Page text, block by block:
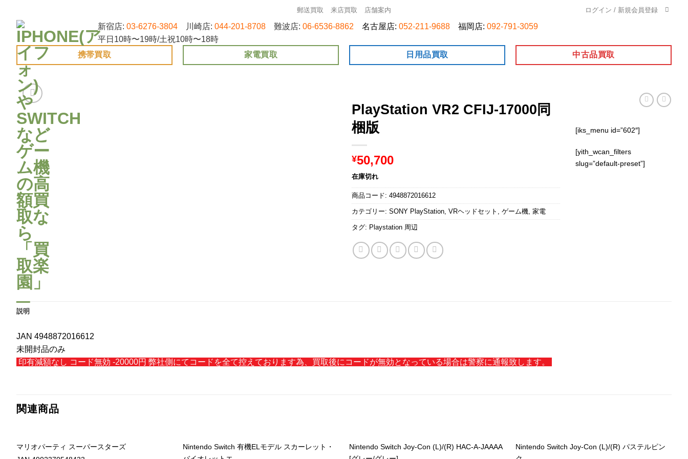
content
郵送買取 来店買取 店舗案内 ログイン / 新規会員登録
新宿店: 03-6276-3804 川崎店: 044-201-8708 難波店: 06-6536-8862 名古屋店: 052-211-9688 福岡店: 092-791-3059
平日10時〜19時/土祝10時〜18時
携帯買取
家電買取 日用品買取 中古品買取
PlayStation VR2 CFIJ-17000同
梱版
¥50,700
在庫切れ
商品コード: 4948872016612
カテゴリー: SONY PlayStation, VRヘッドセット , ゲーム機, 家電
タグ: Playstation 周辺
[iks_menu id=”602″]
[yith_wcan_filters
slug=”default-preset”]
説明
JAN 4948872016612
未開封品のみ
印有減額なし コード無効 -20000円 弊社側にてコードを全て控えております為、買取後にコードが無効となっている場合は警察に通報致します。
関連商品
マリオパーティ スーパースターズ
Nintendo Switch 有機ELモデル スカーレット・
Nintendo Switch Joy-Con (L)/(R) HAC-A-JAAAA
Nintendo Switch Joy-Con (L)/(R) パステルピン